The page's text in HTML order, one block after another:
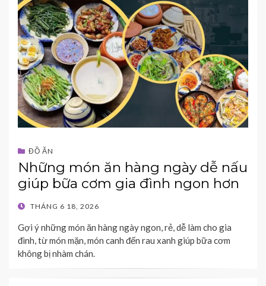
ĐỒ ĂN
Những món ăn hàng ngày dễ nấu
giúp bữa cơm gia đình ngon hơn
POSTED
THÁNG 6 18, 2026
Gợi ý những món ăn hàng ngày ngon, rẻ, dễ làm cho gia
đình, từ món mặn, món canh đến rau xanh giúp bữa cơm
không bị nhàm chán.